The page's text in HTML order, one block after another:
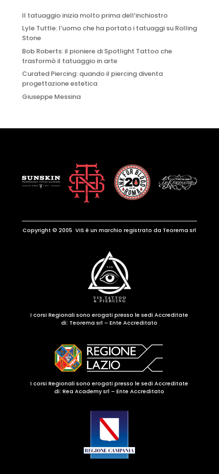
Il tatuaggio inizia molto prima dell’inchiostro
Lyle Tuttle: l’uomo che ha portato i tatuaggi su Rolling
Stone
Bob Roberts: il pioniere di Spotlight Tattoo che
trasformò il tatuaggio in arte
Curated Piercing: quando il piercing diventa
progettazione estetica
Giuseppe Messina
Copyright © 2005 VIS è un marchio registrato da Teorema srl
I corsi Regionali sono erogati presso le sedi Accreditate
di: Teorema srl – Ente Accreditato
I corsi Regionali sono erogati presso le sedi Accreditate
di: Rea Academy srl – Ente Accreditato